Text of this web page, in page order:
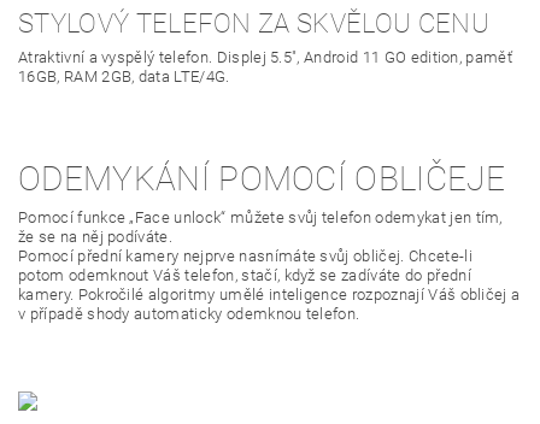
STYLOVÝ TELEFON ZA SKVĚLOU CENU
Atraktivní a vyspělý telefon. Displej 5.5", Android 11 GO edition, paměť
16GB, RAM 2GB, data LTE/4G.
ODEMYKÁNÍ POMOCÍ OBLIČEJE
Pomocí funkce „Face unlock“ můžete svůj telefon odemykat jen tím,
že se na něj podíváte.
Pomocí přední kamery nejprve nasnímáte svůj obličej. Chcete-li
potom odemknout Váš telefon, stačí, když se zadíváte do přední
kamery. Pokročilé algoritmy umělé inteligence rozpoznají Váš obličej a
v případě shody automaticky odemknou telefon.